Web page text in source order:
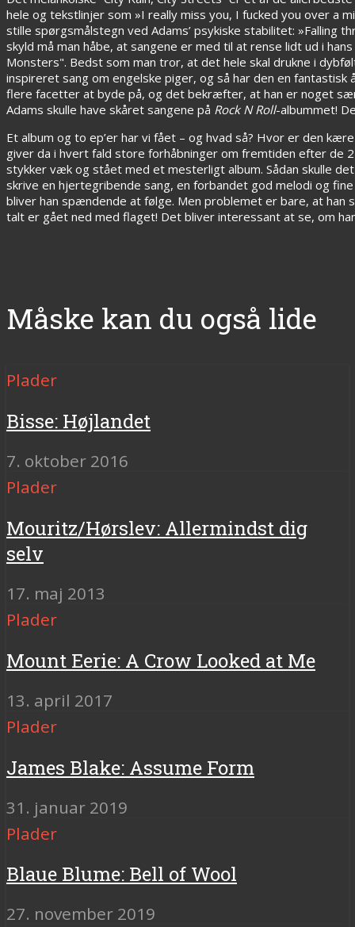
hele og tekstlinjer som »I really miss you, I fucked you over a
stille spørgsmålstegn ved Adams’ psykiske stabilitet: »Falling
skyld må man håbe, at sangene er med til at rense lidt ud i
Monsters". Bedst som man tror, at det hele skal drukne i
inspireret sang om engelske piger, og så har den en
flere facetter at byde på, og det bekræfter, at han er noget
Adams skulle have skåret sangene på Rock N Roll-albummet!
Et album og to ep’er har vi fået – og hvad så? Hvor er den
giver da i hvert fald store forhåbninger om fremtiden efter de
stykker væk og stået med et mesterligt album. Sådan skulle
skrive en hjertegribende sang, en forbandet god melodi og
bliver han spændende at følge. Men problemet er bare, at
talt er gået ned med flaget! Det bliver interessant at se, om
Måske kan du også lide
Plader
Bisse: Højlandet
7. oktober 2016
Plader
Mouritz/Hørslev: Allermindst dig
selv
17. maj 2013
Plader
Mount Eerie: A Crow Looked at Me
13. april 2017
Plader
James Blake: Assume Form
31. januar 2019
Plader
Blaue Blume: Bell of Wool
27. november 2019